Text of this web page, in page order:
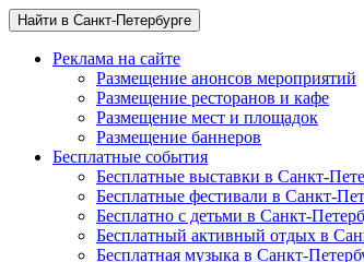
Найти в Санкт-Петербурге
Реклама на сайте
Размещение анонсов мероприятий
Размещение ресторанов и кафе
Размещение мест и площадок
Размещение баннеров
Бесплатные события
Бесплатные выставки в Санкт-
Бесплатные фестивали в Санкт-
Бесплатно с детьми в Санкт-
Бесплатный активный отдых в
Бесплатная музыка в Санкт-